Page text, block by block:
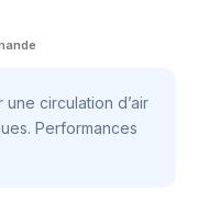
circulation d’air
Performances